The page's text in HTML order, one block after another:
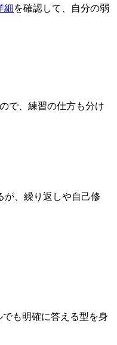
細を確認して、自分の弱
で、練習の仕方も分け
が、繰り返しや自己修
も明確に答える型を身